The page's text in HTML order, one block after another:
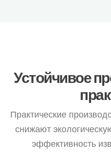
Устойчивое
Практические
снижают
эффективность